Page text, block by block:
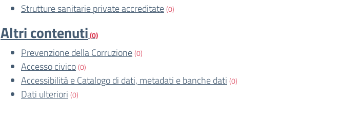
Strutture sanitarie private accreditate(0)
Altri contenuti(0)
Prevenzione della Corruzione(0)
Accesso civico(0)
Accessibilità e Catalogo di dati, metadati e banche dati (0)
Dati ulteriori (0)